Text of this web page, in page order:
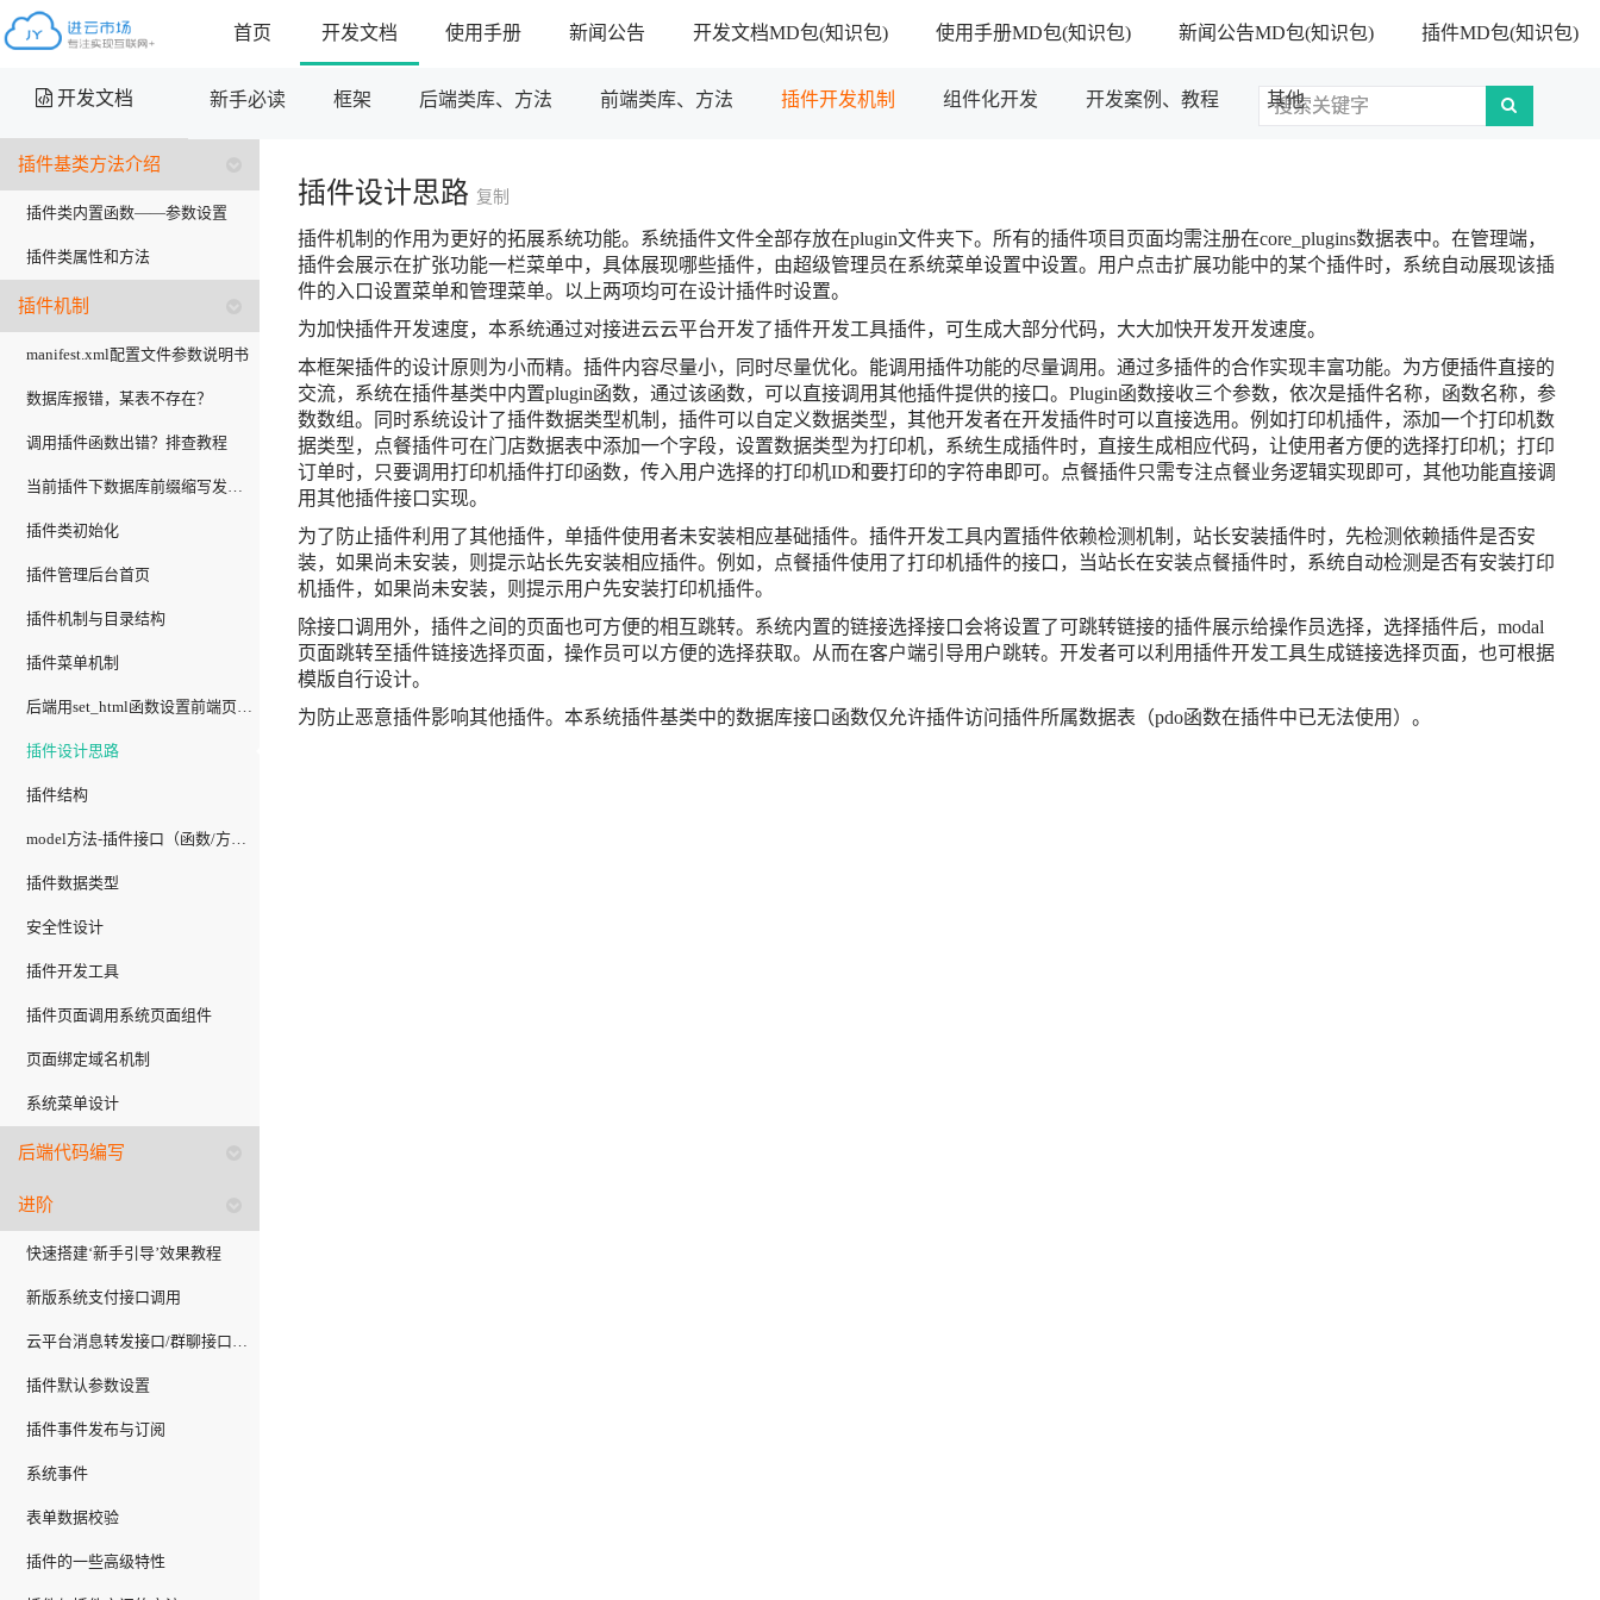
首页 开发文档 使用手册 新闻公告 开发文档MD包(知识包) 使用手册MD包(知识包) 新闻公告MD包(知识包) 插件MD包(知识包)
开发文档 新手必读 框架 后端类库、方法 前端类库、方法 插件开发机制 组件化开发 开发案例、教程 其他
插件基类方法介绍
插件类内置函数——参数设置
插件类属性和方法
插件机制
manifest.xml配置文件参数说明书
数据库报错，某表不存在？
调用插件函数出错？排查教程
当前插件下数据库前缀缩写发：$this->pdo
插件类初始化
插件管理后台首页
插件机制与目录结构
插件菜单机制
后端用set_html函数设置前端页面信息
插件设计思路
插件结构
model方法-插件接口（函数/方法互调）机制
插件数据类型
安全性设计
插件开发工具
插件页面调用系统页面组件
页面绑定域名机制
系统菜单设计
后端代码编写
进阶
快速搭建‘新手引导’效果教程
新版系统支付接口调用
云平台消息转发接口/群聊接口介绍
插件默认参数设置
插件事件发布与订阅
系统事件
表单数据校验
插件的一些高级特性
插件设计思路 复制
插件机制的作用为更好的拓展系统功能。系统插件文件全部存放在plugin文件夹下。所有的插件项目页面均需注册在core_plugins数据表中。在管理端，
插件会展示在扩张功能一栏菜单中，具体展现哪些插件，由超级管理员在系统菜单设置中设置。用户点击扩展功能中的某个插件时，系统自动展现该插
件的入口设置菜单和管理菜单。以上两项均可在设计插件时设置。
为加快插件开发速度，本系统通过对接进云云平台开发了插件开发工具插件，可生成大部分代码，大大加快开发开发速度。
本框架插件的设计原则为小而精。插件内容尽量小，同时尽量优化。能调用插件功能的尽量调用。通过多插件的合作实现丰富功能。为方便插件直接的
交流，系统在插件基类中内置plugin函数，通过该函数，可以直接调用其他插件提供的接口。Plugin函数接收三个参数，依次是插件名称，函数名称，参
数数组。同时系统设计了插件数据类型机制，插件可以自定义数据类型，其他开发者在开发插件时可以直接选用。例如打印机插件，添加一个打印机数
据类型，点餐插件可在门店数据表中添加一个字段，设置数据类型为打印机，系统生成插件时，直接生成相应代码，让使用者方便的选择打印机；打印
订单时，只要调用打印机插件打印函数，传入用户选择的打印机ID和要打印的字符串即可。点餐插件只需专注点餐业务逻辑实现即可，其他功能直接调
用其他插件接口实现。
为了防止插件利用了其他插件，单插件使用者未安装相应基础插件。插件开发工具内置插件依赖检测机制，站长安装插件时，先检测依赖插件是否安
装，如果尚未安装，则提示站长先安装相应插件。例如，点餐插件使用了打印机插件的接口，当站长在安装点餐插件时，系统自动检测是否有安装打印
机插件，如果尚未安装，则提示用户先安装打印机插件。
除接口调用外，插件之间的页面也可方便的相互跳转。系统内置的链接选择接口会将设置了可跳转链接的插件展示给操作员选择，选择插件后，modal
页面跳转至插件链接选择页面，操作员可以方便的选择获取。从而在客户端引导用户跳转。开发者可以利用插件开发工具生成链接选择页面，也可根据
模版自行设计。
为防止恶意插件影响其他插件。本系统插件基类中的数据库接口函数仅允许插件访问插件所属数据表（pdo函数在插件中已无法使用）。